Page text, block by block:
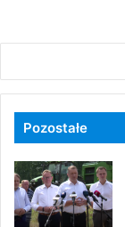
Pozostałe